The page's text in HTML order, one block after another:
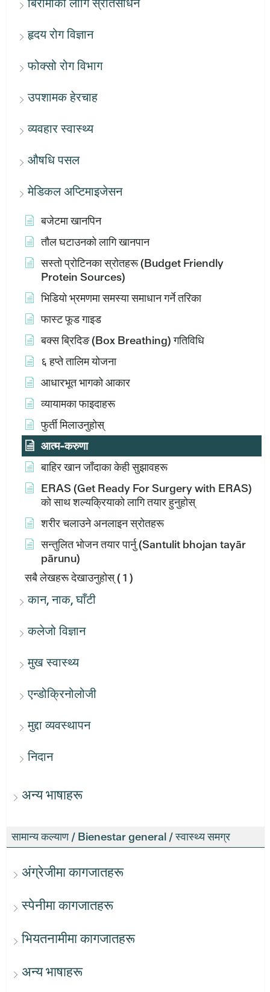
हृदय रोग विज्ञान
फोक्सो रोग विभाग
उपशामक हेरचाह
व्यवहार स्वास्थ्य
औषधि पसल
मेडिकल अप्टिमाइजेसन
बजेटमा खानपिन
तौल घटाउनको लागि खानपान
सस्तो प्रोटिनका स्रोतहरू (Budget Friendly
Protein Sources)
भिडियो भ्रमणमा समस्या समाधान गर्ने तरिका
फास्ट फूड गाइड
बक्स ब्रिदिङ (Box Breathing) गतिविधि
६ हप्ते तालिम योजना
आधारभूत भागको आकार
व्यायामका फाइदाहरू
फुर्ती मिलाउनुहोस्
आत्म-करुणा
बाहिर खान जाँदाका केही सुझावहरू
ERAS (Get Ready For Surgery with ERAS)
को साथ शल्यक्रियाको लागि तयार हुनुहोस्
शरीर चलाउने अनलाइन स्रोतहरू
सन्तुलित भोजन तयार पार्नु (Santulit bhojan tayār
pārunu)
सबै लेखहरू देखाउनुहोस्( 1 )
कान, नाक, घाँटी
कलेजो विज्ञान
मुख स्वास्थ्य
एन्डोक्रिनोलोजी
मुद्दा व्यवस्थापन
निदान
अन्य भाषाहरू
सामान्य कल्याण / Bienestar general / स्वास्थ्य समग्र
अंग्रेजीमा कागजातहरू
स्पेनीमा कागजातहरू
भियतनामीमा कागजातहरू
अन्य भाषाहरू